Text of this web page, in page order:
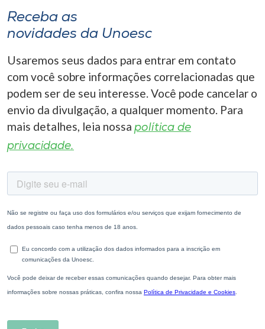
Receba as
novidades da Unoesc
Usaremos seus dados para entrar em contato
com você sobre informações correlacionadas que
podem ser de seu interesse. Você pode cancelar o
envio da divulgação, a qualquer momento. Para
mais detalhes, leia nossa política de
privacidade.